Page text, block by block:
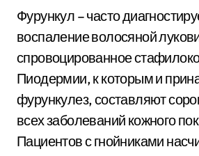
Фурункул – часто
воспаление волосяной
спровоцированное
Пиодермии, к которым и
фурункулез, составляют
всех заболеваний кожного
Пациентов с гнойниками